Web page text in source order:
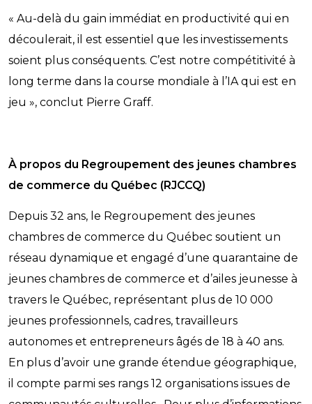
« Au-delà du gain immédiat en productivité qui en
découlerait, il est essentiel que les investissements
soient plus conséquents. C’est notre compétitivité à
long terme dans la course mondiale à l’IA qui est en
jeu », conclut Pierre Graff.
À propos du Regroupement des jeunes chambres
de commerce du Québec (RJCCQ)
Depuis 32 ans, le Regroupement des jeunes
chambres de commerce du Québec soutient un
réseau dynamique et engagé d’une quarantaine de
jeunes chambres de commerce et d’ailes jeunesse à
travers le Québec, représentant plus de 10 000
jeunes professionnels, cadres, travailleurs
autonomes et entrepreneurs âgés de 18 à 40 ans.
En plus d’avoir une grande étendue géographique,
il compte parmi ses rangs 12 organisations issues de